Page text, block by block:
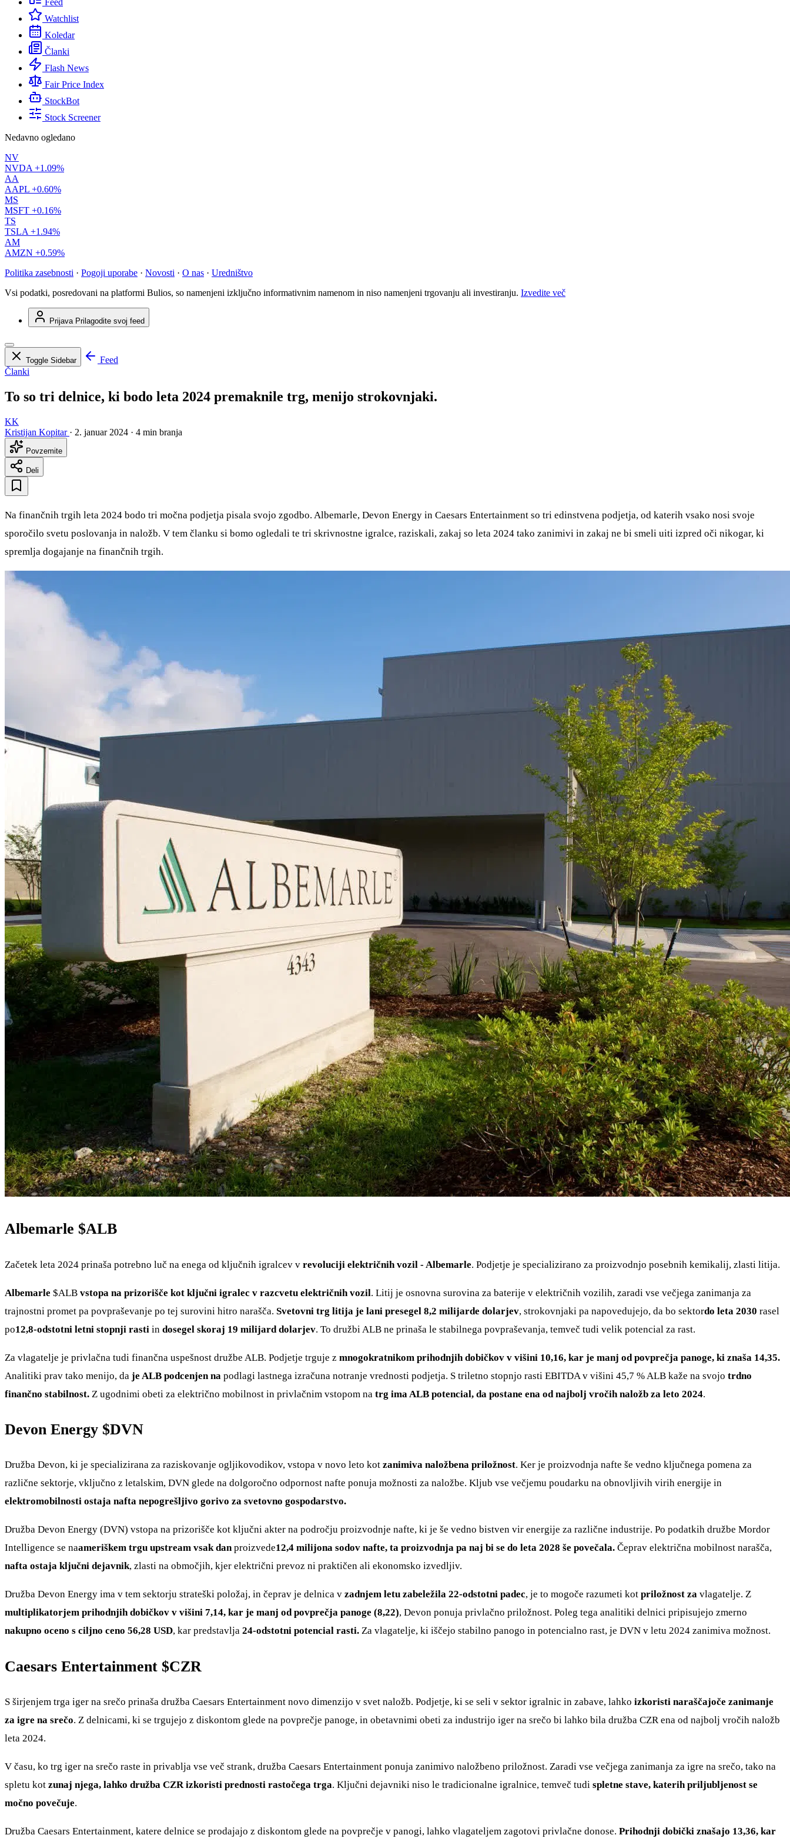
Feed
Watchlist
Koledar
Članki
Flash News
Fair Price Index
StockBot
Stock Screener
Nedavno ogledano
NV
NVDA +1.09%
AA
AAPL +0.60%
MS
MSFT +0.16%
TS
TSLA +1.94%
AM
AMZN +0.59%
Politika zasebnosti · Pogoji uporabe · Novosti · O nas · Uredništvo
Vsi podatki, posredovani na platformi Bulios, so namenjeni izključno informativnim namenom in niso namenjeni trgovanju ali investiranju. Izvedite več
Prijava Prilagodite svoj feed
Toggle Sidebar
Feed
Članki
To so tri delnice, ki bodo leta 2024 premaknile trg, menijo strokovnjaki.
KK
Kristijan Kopitar · 2. januar 2024 · 4 min branja
Povzemite
Deli
Na finančnih trgih leta 2024 bodo tri močna podjetja pisala svojo zgodbo. Albemarle, Devon Energy in Caesars Entertainment so tri edinstvena podjetja, od katerih vsako nosi svoje
sporočilo svetu poslovanja in naložb. V tem članku si bomo ogledali te tri skrivnostne igralce, raziskali, zakaj so leta 2024 tako zanimivi in zakaj ne bi smeli uiti izpred oči nikogar, ki
spremlja dogajanje na finančnih trgih.
Albemarle $ALB
Začetek leta 2024 prinaša potrebno luč na enega od ključnih igralcev v revoluciji električnih vozil - Albemarle. Podjetje je specializirano za proizvodnjo posebnih kemikalij, zlasti litija.
Albemarle $ALB vstopa na prizorišče kot ključni igralec v razcvetu električnih vozil. Litij je osnovna surovina za baterije v električnih vozilih, zaradi vse večjega zanimanja za
trajnostni promet pa povpraševanje po tej surovini hitro narašča. Svetovni trg litija je lani presegel 8,2 milijarde dolarjev, strokovnjaki pa napovedujejo, da bo sektordo leta 2030 rasel
po12,8-odstotni letni stopnji rasti in dosegel skoraj 19 milijard dolarjev. To družbi ALB ne prinaša le stabilnega povpraševanja, temveč tudi velik potencial za rast.
Za vlagatelje je privlačna tudi finančna uspešnost družbe ALB. Podjetje trguje z mnogokratnikom prihodnjih dobičkov v višini 10,16, kar je manj od povprečja panoge, ki znaša 14,35.
Analitiki prav tako menijo, da je ALB podcenjen na podlagi lastnega izračuna notranje vrednosti podjetja. S triletno stopnjo rasti EBITDA v višini 45,7 % ALB kaže na svojo trdno
finančno stabilnost. Z ugodnimi obeti za električno mobilnost in privlačnim vstopom na trg ima ALB potencial, da postane ena od najbolj vročih naložb za leto 2024.
Devon Energy $DVN
Družba Devon, ki je specializirana za raziskovanje ogljikovodikov, vstopa v novo leto kot zanimiva naložbena priložnost. Ker je proizvodnja nafte še vedno ključnega pomena za
različne sektorje, vključno z letalskim, DVN glede na dolgoročno odpornost nafte ponuja možnosti za naložbe. Kljub vse večjemu poudarku na obnovljivih virih energije in
elektromobilnosti ostaja nafta nepogrešljivo gorivo za svetovno gospodarstvo.
Družba Devon Energy (DVN) vstopa na prizorišče kot ključni akter na področju proizvodnje nafte, ki je še vedno bistven vir energije za različne industrije. Po podatkih družbe Mordor
Intelligence se naameriškem trgu upstream vsak danproizvede12,4 milijona sodov nafte, ta proizvodnja pa naj bi se do leta 2028 še povečala. Čeprav električna mobilnost narašča,
nafta ostaja ključni dejavnik, zlasti na območjih, kjer električni prevoz ni praktičen ali ekonomsko izvedljiv.
Družba Devon Energy ima v tem sektorju strateški položaj, in čeprav je delnica v zadnjem letu zabeležila 22-odstotni padec, je to mogoče razumeti kot priložnost za vlagatelje. Z
multiplikatorjem prihodnjih dobičkov v višini 7,14, kar je manj od povprečja panoge (8,22), Devon ponuja privlačno priložnost. Poleg tega analitiki delnici pripisujejo zmerno
nakupno oceno s ciljno ceno 56,28 USD, kar predstavlja 24-odstotni potencial rasti. Za vlagatelje, ki iščejo stabilno panogo in potencialno rast, je DVN v letu 2024 zanimiva možnost.
Caesars Entertainment $CZR
S širjenjem trga iger na srečo prinaša družba Caesars Entertainment novo dimenzijo v svet naložb. Podjetje, ki se seli v sektor igralnic in zabave, lahko izkoristi naraščajoče zanimanje
za igre na srečo. Z delnicami, ki se trgujejo z diskontom glede na povprečje panoge, in obetavnimi obeti za industrijo iger na srečo bi lahko bila družba CZR ena od najbolj vročih naložb
leta 2024.
V času, ko trg iger na srečo raste in privablja vse več strank, družba Caesars Entertainment ponuja zanimivo naložbeno priložnost. Zaradi vse večjega zanimanja za igre na srečo, tako na
spletu kot zunaj njega, lahko družba CZR izkoristi prednosti rastočega trga. Ključni dejavniki niso le tradicionalne igralnice, temveč tudi spletne stave, katerih priljubljenost se
močno povečuje.
Družba Caesars Entertainment, katere delnice se prodajajo z diskontom glede na povprečje v panogi, lahko vlagateljem zagotovi privlačne donose. Prihodnji dobički znašajo 13,36, kar